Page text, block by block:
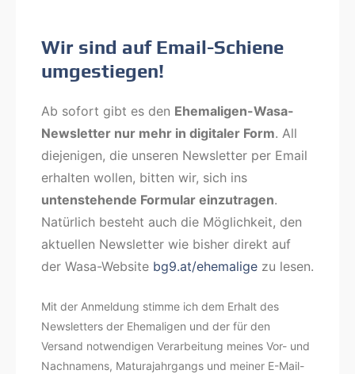
Wir sind auf Email-Schiene
umgestiegen!
Ab sofort gibt es den Ehemaligen-Wasa-
Newsletter nur mehr in digitaler Form. All
diejenigen, die unseren Newsletter per Email
erhalten wollen, bitten wir, sich ins
untenstehende Formular einzutragen.
Natürlich besteht auch die Möglichkeit, den
aktuellen Newsletter wie bisher direkt auf
der Wasa-Website bg9.at/ehemalige zu lesen.
Mit der Anmeldung stimme ich dem Erhalt des
Newsletters der Ehemaligen und der für den
Versand notwendigen Verarbeitung meines Vor- und
Nachnamens, Maturajahrgangs und meiner E-Mail-